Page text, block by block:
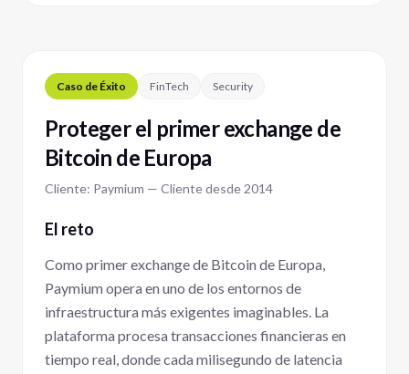
Caso de Éxito FinTech Security
Proteger el primer exchange de
Bitcoin de Europa
Cliente: Paymium — Cliente desde 2014
El reto
Como primer exchange de Bitcoin de Europa,
Paymium opera en uno de los entornos de
infraestructura más exigentes imaginables. La
plataforma procesa transacciones financieras en
tiempo real, donde cada milisegundo de latencia